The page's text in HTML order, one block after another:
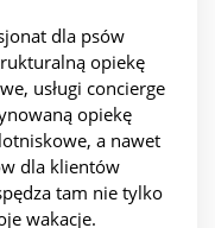
dla psów
opiekę
usługi concierge
opiekę
a nawet
dla klientów
tam nie tylko
wakacje.